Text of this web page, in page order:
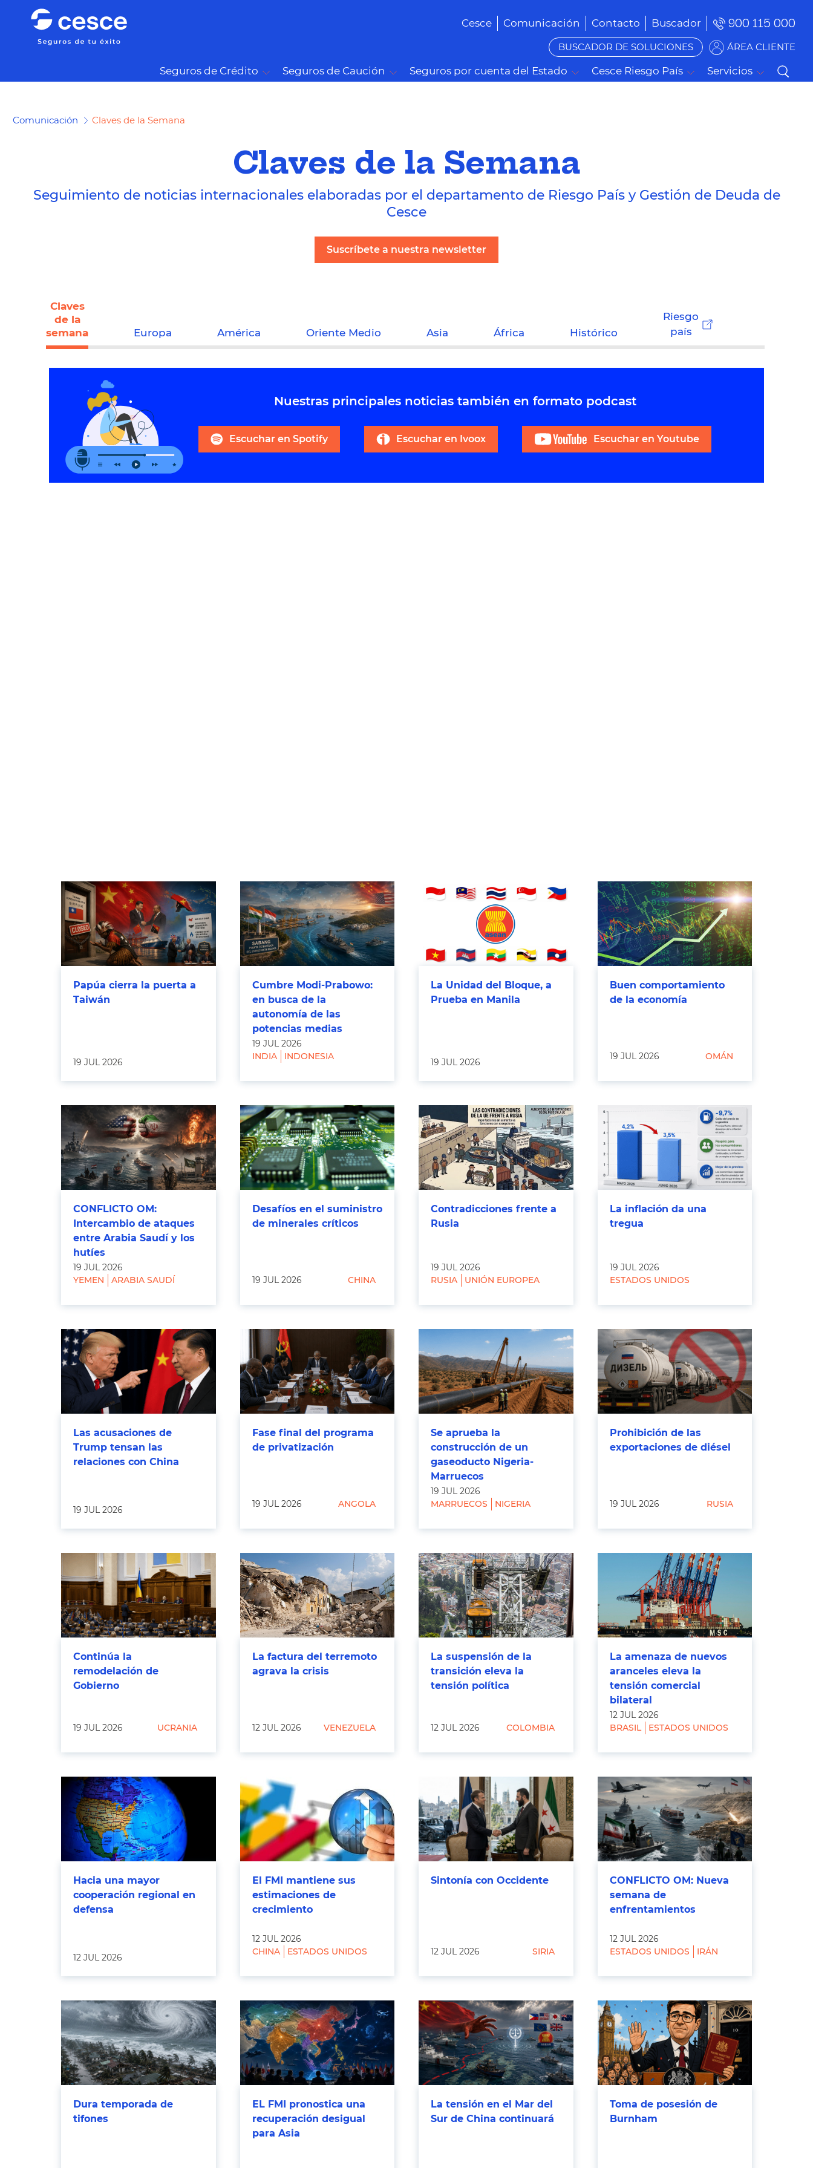
Cesce Comunicación Contacto Buscador 900 115 000
BUSCADOR DE SOLUCIONES ÁREA CLIENTE
Seguros de Crédito Seguros de Caución Seguros por cuenta del Estado Cesce Riesgo País Servicios
Comunicación Claves de la Semana
Claves de la Semana
Seguimiento de noticias internacionales elaboradas por el departamento de Riesgo País y Gestión de Deuda de
Cesce
Suscríbete a nuestra newsletter
Claves
de la
semana
Europa América Oriente Medio Asia África Histórico
Riesgo
país
Nuestras principales noticias también en formato podcast
Escuchar en Spotify Escuchar en Ivoox Escuchar en Youtube
Papúa cierra la puerta a
Taiwán
19 JUL 2026
Cumbre Modi-Prabowo:
en busca de la
autonomía de las
potencias medias
19 JUL 2026
INDIA
INDONESIA
La Unidad del Bloque, a
Prueba en Manila
19 JUL 2026
Buen comportamiento
de la economía
19 JUL 2026 OMÁN
CONFLICTO OM:
Intercambio de ataques
entre Arabia Saudí y los
hutíes
19 JUL 2026
YEMEN
ARABIA SAUDÍ
Desafíos en el suministro
de minerales críticos
19 JUL 2026 CHINA
Contradicciones frente a
Rusia
19 JUL 2026
RUSIA
UNIÓN EUROPEA
La inflación da una
tregua
19 JUL 2026
ESTADOS UNIDOS
Las acusaciones de
Trump tensan las
relaciones con China
19 JUL 2026
Fase final del programa
de privatización
19 JUL 2026 ANGOLA
Se aprueba la
construcción de un
gaseoducto Nigeria-
Marruecos
19 JUL 2026
MARRUECOS
NIGERIA
Prohibición de las
exportaciones de diésel
19 JUL 2026 RUSIA
Continúa la
remodelación de
Gobierno
19 JUL 2026 UCRANIA
La factura del terremoto
agrava la crisis
12 JUL 2026 VENEZUELA
La suspensión de la
transición eleva la
tensión política
12 JUL 2026 COLOMBIA
La amenaza de nuevos
aranceles eleva la
tensión comercial
bilateral
12 JUL 2026
BRASIL
ESTADOS UNIDOS
Hacia una mayor
cooperación regional en
defensa
12 JUL 2026
El FMI mantiene sus
estimaciones de
crecimiento
12 JUL 2026
CHINA
ESTADOS UNIDOS
Sintonía con Occidente
12 JUL 2026 SIRIA
CONFLICTO OM: Nueva
semana de
enfrentamientos
12 JUL 2026
ESTADOS UNIDOS
IRÁN
Dura temporada de
tifones
EL FMI pronostica una
recuperación desigual
para Asia
La tensión en el Mar del
Sur de China continuará
Toma de posesión de
Burnham